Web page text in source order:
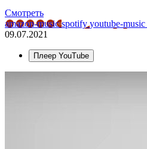
Смотреть
amazon-musicspotifyyoutube-music
09.07.2021
Плеер YouTube